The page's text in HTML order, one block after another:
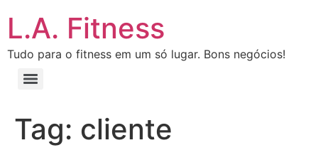
L.A. Fitness
Tudo para o fitness em um só lugar. Bons negócios!
Tag: cliente